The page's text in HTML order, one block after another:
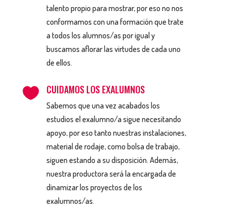
talento propio para mostrar, por eso no nos
conformamos con una formación que trate
a todos los alumnos/as por igual y
buscamos aflorar las virtudes de cada uno
de ellos.
 CUIDAMOS LOS EXALUMNOS
Sabemos que una vez acabados los
estudios el exalumno/a sigue necesitando
apoyo, por eso tanto nuestras instalaciones,
material de rodaje, como bolsa de trabajo,
siguen estando a su disposición. Además,
nuestra productora será la encargada de
dinamizar los proyectos de los
exalumnos/as.